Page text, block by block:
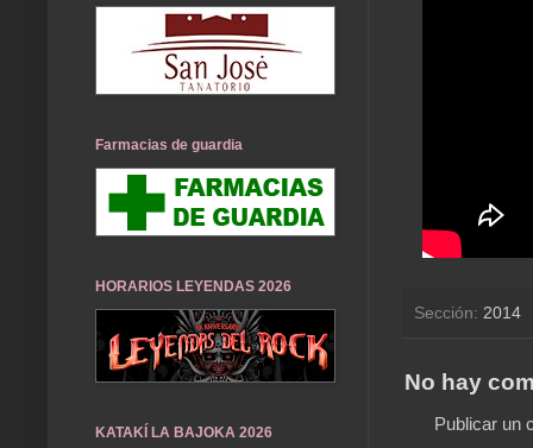
Sección: 2014
No hay
Publicar un
Farmacias de guardia
HORARIOS LEYENDAS 2026
KATAKÍ LA BAJOKA 2026